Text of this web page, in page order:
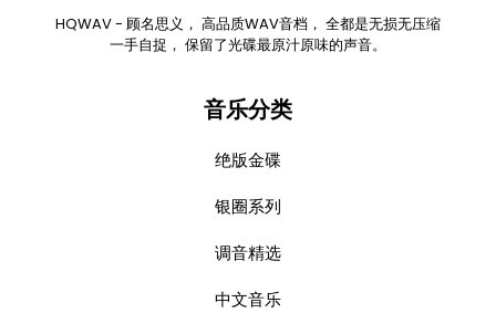
HQWAV - 顾名思义， 高品质WAV音档， 全都是无损无压缩
一手自捉， 保留了光碟最原汁原味的声音。
音乐分类
绝版金碟
银圈系列
调音精选
中文音乐